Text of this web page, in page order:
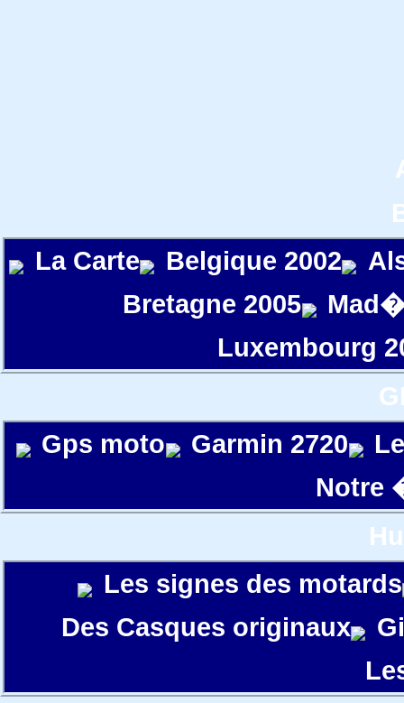
La Carte
Belgique 2002
Bretagne 2005
Luxembourg
Gps moto
Garmin 2720
Notre
Les signes des motards
Des Casques originaux